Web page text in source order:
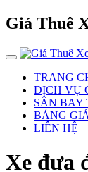
Giá Thuê
TRANG
DỊCH VỤ
SÂN BAY
BẢNG
LIÊN HỆ
Xe đưa